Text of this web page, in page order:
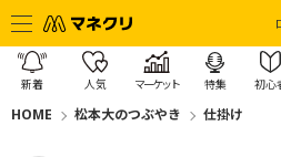
新着 人気 マーケット 特集 初心
HOME 松本大のつぶやき 仕掛け